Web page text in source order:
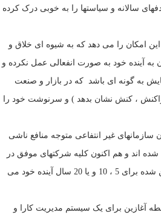
سالانه و سياستها را به خوبی درک کرده
امکان را می دهد که به شيوه ای خلاق و
به آينده خود به صورت انفعالی عمل نکرده و
به گونه ای باشد که در بازار و صنعت
واکنش ، کنش نشان بدهد ) و سرنوشت خود را
غير انتفاعی متوجه منافع ناشی
شده اند و هم اکنون کليه شرکتهای موفق در
سطح دنيا دارای استراتژی تدوين شده برای 5 ، 10 و يا 20 سال آينده خود می
آغازين برای يک سيستم مديريت کارا و